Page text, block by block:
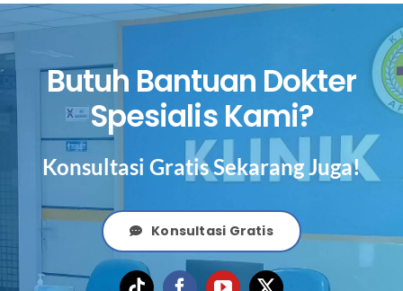
Butuh Bantuan Dokter
Spesialis Kami?
Konsultasi Gratis Sekarang Juga!
Konsultasi Gratis